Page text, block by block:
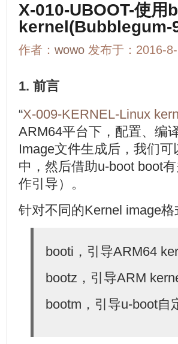
X-010-UBOOT-使用
kernel(Bubblegum-
作者： wowo 发布于：2016-
1. 前言
“X-009-KERNEL-Linux
ARM64平台下，配置、编
Image文件生成后，我们
中，然后借助u-boot boot
作引导）。
针对不同的Kernel image
booti，引导ARM64
bootz，引导ARM
bootm，引导u-boot自